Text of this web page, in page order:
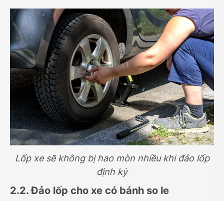
Lốp xe sẽ không bị hao mòn nhiều khi đảo lốp
định kỳ
2.2. Đảo lốp cho xe có bánh so le